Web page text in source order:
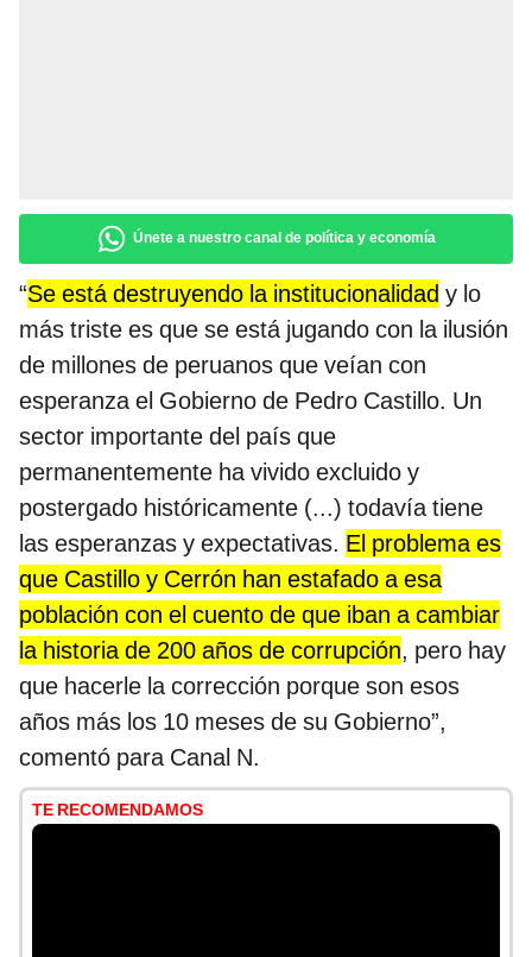
Únete a nuestro canal de política y economía
“Se está destruyendo la institucionalidad y lo
más triste es que se está jugando con la ilusión
de millones de peruanos que veían con
esperanza el Gobierno de Pedro Castillo. Un
sector importante del país que
permanentemente ha vivido excluido y
postergado históricamente (...) todavía tiene
las esperanzas y expectativas. El problema es
que Castillo y Cerrón han estafado a esa
población con el cuento de que iban a cambiar
la historia de 200 años de corrupción, pero hay
que hacerle la corrección porque son esos
años más los 10 meses de su Gobierno”,
comentó para Canal N.
TE RECOMENDAMOS